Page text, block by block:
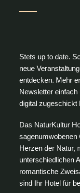
Stets up to date.
neue
entdecken. Mehr
Newsletter
digital zugeschickt
Das NaturKultur
sagenumwobenen
Herzen der Natur,
unterschiedlichen
romantische
sind Ihr Hotel für